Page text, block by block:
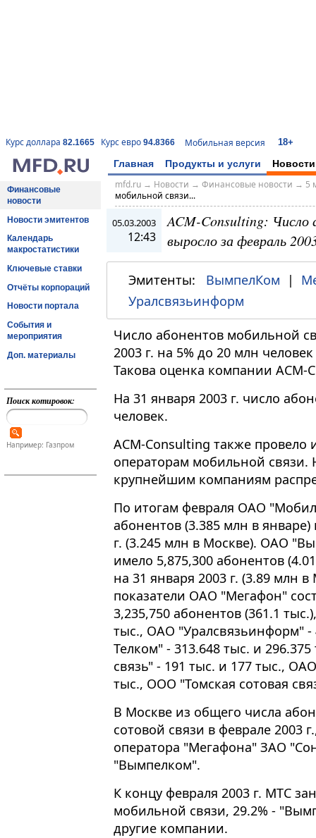
Курс доллара 82.1665 Курс евро 94.8366 Мобильная версия 18+
Главная Продукты и услуги Новости
Финансовые
новости
Новости эмитентов
Календарь
макростатистики
Ключевые ставки
Отчёты корпораций
Новости портала
События и
мероприятия
Доп. материалы
Поиск котировок:
Например: Газпром
mfd.ru→ Новости → Финансовые новости → 5
мобильной связи...
05.03.2003
12:43
ACM-Consulting: Число
выросло за февраль
Эмитенты: ВымпелКом |
Уралсвязьинформ
Число абонентов мобильной
2003 г. на 5% до 20 млн
Такова оценка компании ACM-
На 31 января 2003 г. число
человек.
ACM-Consulting также
операторам мобильной связи.
крупнейшим компаниям
По итогам февраля ОАО
абонентов (3.385 млн в
г. (3.245 млн в Москве). ОАО
имело 5,875,300 абонентов
на 31 января 2003 г. (3.89 млн
показатели ОАО "Мегафон"
3,235,750 абонентов (361.1
тыс., ОАО "Уралсвязьинформ"
Телком" - 313.648 тыс. и
связь" - 191 тыс. и 177 тыс.,
тыс., ООО "Томская сотовая
В Москве из общего числа
сотовой связи в феврале 2003
оператора "Мегафона" ЗАО
"Вымпелком".
К концу февраля 2003 г. МТС
мобильной связи, 29.2% -
другие компании.